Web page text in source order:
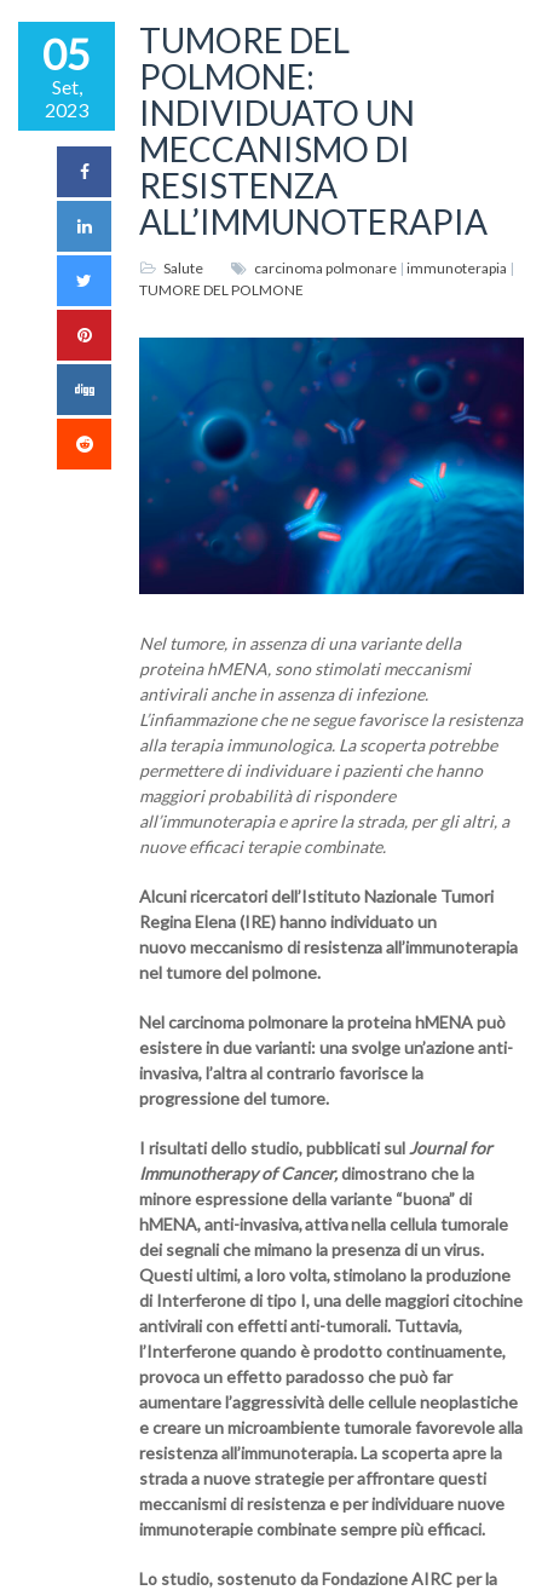
05
Set,
2023
TUMORE DEL
POLMONE:
INDIVIDUATO UN
MECCANISMO DI
RESISTENZA
ALL’IMMUNOTERAPIA
Salute carcinoma polmonare | immunoterapia |
TUMORE DEL POLMONE
Nel tumore, in assenza di una variante della
proteina hMENA, sono stimolati meccanismi
antivirali anche in assenza di infezione.
L’infiammazione che ne segue favorisce la resistenza
alla terapia immunologica. La scoperta potrebbe
permettere di individuare i pazienti che hanno
maggiori probabilità di rispondere
all’immunoterapia e aprire la strada, per gli altri, a
nuove efficaci terapie combinate.
Alcuni ricercatoridell’Istituto Nazionale Tumori
Regina Elena (IRE) hanno individuato un
nuovo meccanismo di resistenza all’immunoterapia
nel tumore del polmone.
Nel carcinoma polmonare la proteina hMENA può
esistere in due varianti: una svolge un’azione anti-
invasiva, l’altra al contrario favorisce la
progressione del tumore.
I risultati dello studio, pubblicati sul Journal for
Immunotherapy of Cancer,dimostrano che la
minore espressione della variante “buona” di
hMENA, anti-invasiva,attivanella cellula tumorale
dei segnali che mimano la presenza di un virus.
Questi ultimi, a loro volta,stimolano la produzione
di Interferone di tipo I, una delle maggiori citochine
antivirali con effetti anti-tumorali. Tuttavia,
l’Interferone quando è prodotto continuamente,
provoca un effetto paradosso che può far
aumentare l’aggressività delle cellule neoplastiche
e creare un microambiente tumorale favorevole alla
resistenza all’immunoterapia.La scoperta apre la
strada a nuove strategie per affrontare questi
meccanismi di resistenza e per individuare nuove
immunoterapie combinate sempre più efficaci.
Lo studio, sostenuto da Fondazione AIRC per la